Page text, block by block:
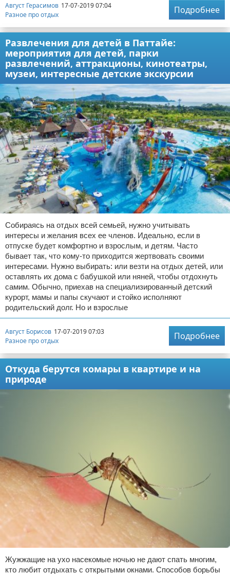
Август Герасимов 17-07-2019 07:04
Разное про отдых
Подробнее
Развлечения для детей в Паттайе:
мероприятия для детей, парки
развлечений, аттракционы, кинотеатры,
музеи, интересные детские экскурсии
Собираясь на отдых всей семьей, нужно учитывать
интересы и желания всех ее членов. Идеально, если в
отпуске будет комфортно и взрослым, и детям. Часто
бывает так, что кому-то приходится жертвовать своими
интересами. Нужно выбирать: или везти на отдых детей, или
оставлять их дома с бабушкой или няней, чтобы отдохнуть
самим. Обычно, приехав на специализированный детский
курорт, мамы и папы скучают и стойко исполняют
родительский долг. Но и взрослые
Август Борисов 17-07-2019 07:03
Разное про отдых
Подробнее
Откуда берутся комары в квартире и на
природе
Жужжащие на ухо насекомые ночью не дают спать многим,
кто любит отдыхать с открытыми окнами. Способов борьбы